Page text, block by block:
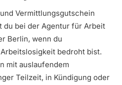
Vermittlungsgutschein
du bei der Agentur für Arbeit
Berlin, wenn du
bedroht bist.
mit auslaufendem
Teilzeit, in Kündigung oder